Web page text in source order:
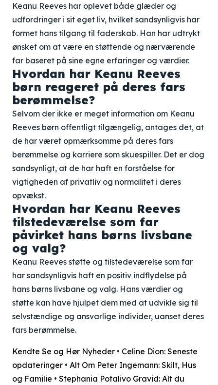
Keanu Reeves har oplevet både glæder og
udfordringer i sit eget liv, hvilket sandsynligvis har
formet hans tilgang til faderskab. Han har udtrykt
ønsket om at være en støttende og nærværende
far baseret på sine egne erfaringer og værdier.
Hvordan har Keanu Reeves
børn reageret på deres fars
berømmelse?
Selvom der ikke er meget information om Keanu
Reeves børn offentligt tilgængelig, antages det, at
de har været opmærksomme på deres fars
berømmelse og karriere som skuespiller. Det er dog
sandsynligt, at de har haft en forståelse for
vigtigheden af privatliv og normalitet i deres
opvækst.
Hvordan har Keanu Reeves
tilstedeværelse som far
påvirket hans børns livsbane
og valg?
Keanu Reeves støtte og tilstedeværelse som far
har sandsynligvis haft en positiv indflydelse på
hans børns livsbane og valg. Hans værdier og
støtte kan have hjulpet dem med at udvikle sig til
selvstændige og ansvarlige individer, uanset deres
fars berømmelse.
Kendte Se og Hør Nyheder • Celine Dion: Seneste
opdateringer • Alt Om Peter Ingemann: Skilt, Hus
og Familie • Stephania Potalivo Gravid: Alt du